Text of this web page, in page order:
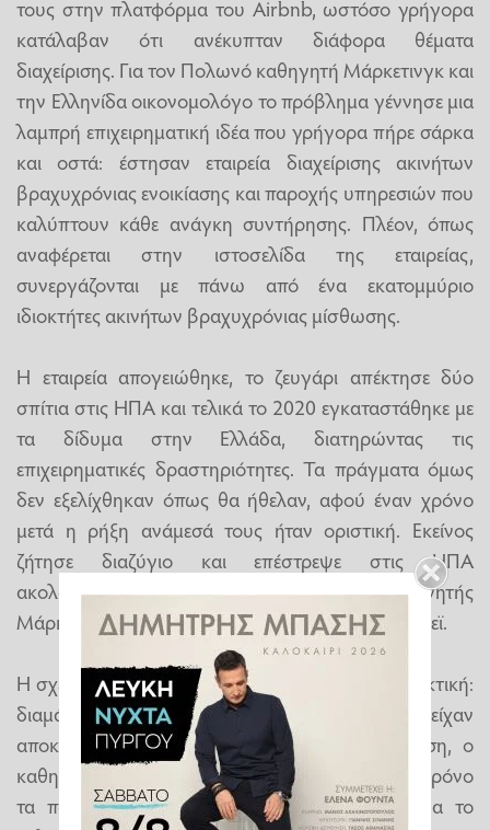
τους στην πλατφόρμα του Airbnb, ωστόσο γρήγορα
κατάλαβαν ότι ανέκυπταν διάφορα θέματα
διαχείρισης. Για τον Πολωνό καθηγητή Μάρκετινγκ και
την Ελληνίδα οικονομολόγο το πρόβλημα γέννησε μια
λαμπρή επιχειρηματική ιδέα που γρήγορα πήρε σάρκα
και οστά: έστησαν εταιρεία διαχείρισης ακινήτων
βραχυχρόνιας ενοικίασης και παροχής υπηρεσιών που
καλύπτουν κάθε ανάγκη συντήρησης. Πλέον, όπως
αναφέρεται στην ιστοσελίδα της εταιρείας,
συνεργάζονται με πάνω από ένα εκατομμύριο
ιδιοκτήτες ακινήτων βραχυχρόνιας μίσθωσης.
Η εταιρεία απογειώθηκε, το ζευγάρι απέκτησε δύο
σπίτια στις ΗΠΑ και τελικά το 2020 εγκαταστάθηκε με
τα δίδυμα στην Ελλάδα, διατηρώντας τις
επιχειρηματικές δραστηριότητες. Τα πράγματα όμως
δεν εξελίχθηκαν όπως θα ήθελαν, αφού έναν χρόνο
μετά η ρήξη ανάμεσά τους ήταν οριστική. Εκείνος
ζήτησε διαζύγιο και επέστρεψε στις ΗΠΑ
ακολουθώντας ακαδημαϊκή καριέρα ως καθηγητής
Μάρκετινγκ στο περίφημο Πανεπιστήμιο Μπέρκλεϊ.
Η σχέση ανάμεσα στο πρώην ζευγάρι έγινε εκρηκτική:
διαμάχες για τα παιδιά και την περιουσία που είχαν
αποκτήσει. Σύμφωνα με τη δικαστική απόφαση, ο
καθηγητής είχε τη δυνατότητα να βλέπει κάθε χρόνο
τα παιδιά του τα Χριστούγεννα και έναν μήνα το